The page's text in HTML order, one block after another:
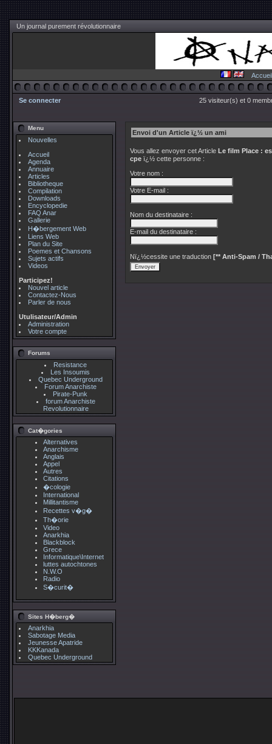
Un journal purement révolutionnaire
Accueil
Se connecter 25 visiteur(s) et 0
Menu
Nouvelles
Accueil
Agenda
Annuaire
Articles
Bibliotheque
Compilation
Downloads
Encyclopedie
FAQ Anar
Gallerie
H�bergement Web
Liens Web
Plan du Site
Poemes et Chansons
Sujets actifs
Videos
Participez!
Nouvel article
Contactez-Nous
Parler de nous
Utulisateur/Admin
Administration
Votre compte
Forums
Resistance
Les Insoumis
Quebec Underground
Forum Anarchiste
Pirate-Punk
forum Anarchiste
Revolutionnaire
Cat�gories
Alternatives
Anarchisme
Anglais
Appel
Autres
Citations
�cologie
International
Millitantisme
Recettes v�g�
Th�orie
Video
Anarkhia
Blackblock
Grece
Informatique\Internet
luttes autochtones
N.W.O
Radio
S�curit�
Sites H�berg�
Anarkhia
Sabotage Media
Jeunesse Apatride
KKKanada
Quebec Underground
Envoi d'un Article ï¿½ un ami
Vous allez envoyer cet Article Le film Place :
cpe ï¿½ cette personne :
Votre nom :
Votre E-mail :
Nom du destinataire :
E-mail du destinataire :
Nï¿½cessite une traduction [** Anti-Spam /